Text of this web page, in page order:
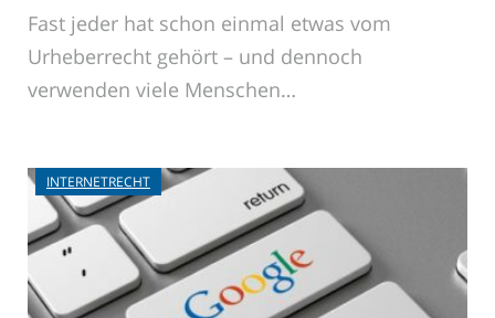
Fast jeder hat schon einmal etwas vom
Urheberrecht gehört – und dennoch
verwenden viele Menschen…
INTERNETRECHT